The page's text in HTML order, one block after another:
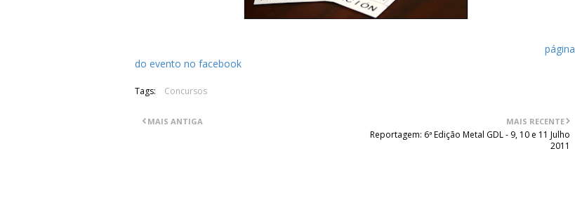
página
do evento no facebook
Tags: Concursos
MAIS RECENTE
Reportagem: 6ª Edição Metal GDL - 9, 10 e 11 Julho
2011
MAIS ANTIGA